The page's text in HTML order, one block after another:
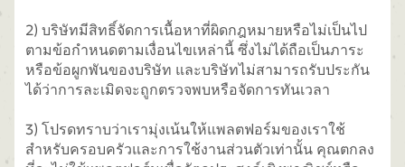
2) บริษัทมีสิทธิ์จัดการเนื้อหาที่ผิดกฎหมายหรือไม่เป็นไป
ตามข้อกำหนดตามเงื่อนไขเหล่านี้ ซึ่งไม่ได้ถือเป็นภาระ
หรือข้อผูกพันของบริษัท และบริษัทไม่สามารถรับประกัน
ได้ว่าการละเมิดจะถูกตรวจพบหรือจัดการทันเวลา
3) โปรดทราบว่าเรามุ่งเน้นให้แพลตฟอร์มของเราใช้
สำหรับครอบครัวและการใช้งานส่วนตัวเท่านั้น คุณตกลง